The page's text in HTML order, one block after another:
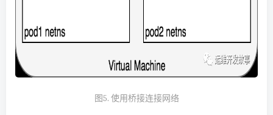
图5. 使用桥接连接网络